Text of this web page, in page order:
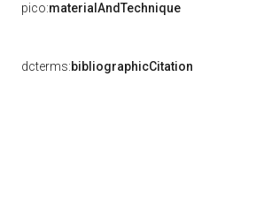
pico:materialAndTechnique
dcterms:bibliographicCitation